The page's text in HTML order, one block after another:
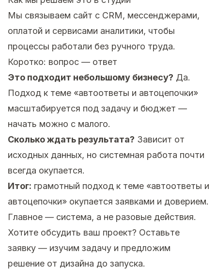
Мы связываем сайт с CRM, мессенджерами,
оплатой и сервисами аналитики, чтобы
процессы работали без ручного труда.
Коротко: вопрос — ответ
Это подходит небольшому бизнесу? Да.
Подход к теме «автоответы и автоцепочки»
масштабируется под задачу и бюджет —
начать можно с малого.
Сколько ждать результата? Зависит от
исходных данных, но системная работа почти
всегда окупается.
Итог: грамотный подход к теме «автоответы и
автоцепочки» окупается заявками и доверием.
Главное — система, а не разовые действия.
Хотите обсудить ваш проект? Оставьте
заявку — изучим задачу и предложим
решение от дизайна до запуска.